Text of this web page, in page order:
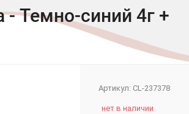
Темно-синий 4г +
Артикул: CL-237378
нет в наличии